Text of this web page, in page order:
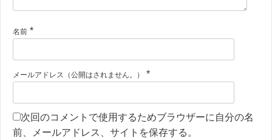
名前 *
メールアドレス（公開はされません。） *
次回のコメントで使用するためブラウザーに自分の名
前、メールアドレス、サイトを保存する。